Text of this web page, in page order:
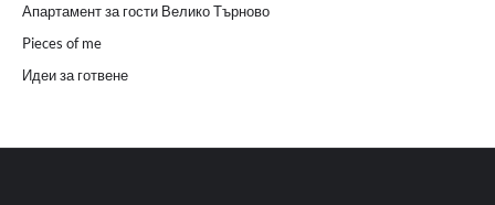
Апартамент за гости Велико Търново
Pieces of me
Идеи за готвене